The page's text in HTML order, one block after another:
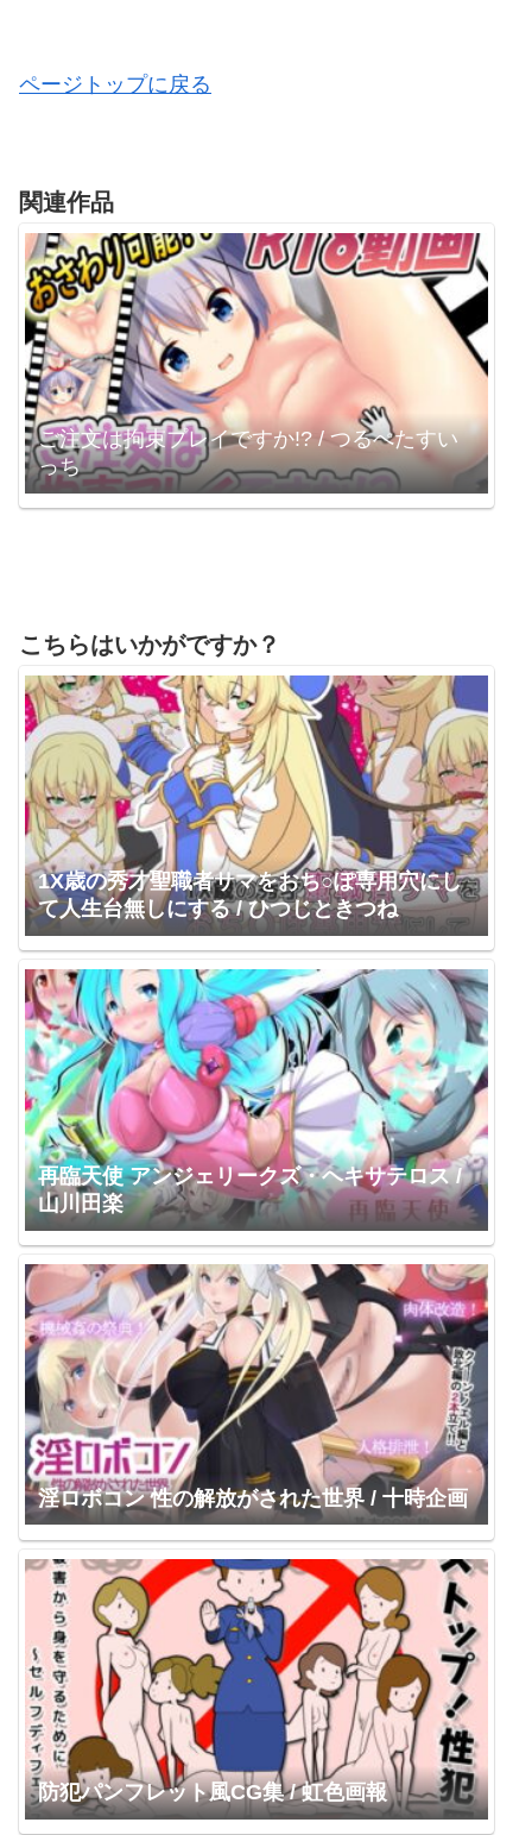
ページトップに戻る
関連作品
ご注文は拘束プレイですか!? / つるぺたすい
っち
こちらはいかがですか？
1X歳の秀才聖職者サマをおち○ぽ専用穴にし
て人生台無しにする / ひつじときつね
再臨天使 アンジェリークズ・ヘキサテロス /
山川田楽
淫ロボコン 性の解放がされた世界 / 十時企画
防犯パンフレット風CG集 / 虹色画報